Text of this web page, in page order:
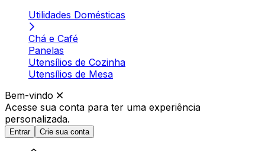
Utilidades Domésticas
Chá e Café
Panelas
Utensílios de Cozinha
Utensílios de Mesa
Bem-vindo
Acesse sua conta para ter uma experiência
personalizada.
Entrar Crie sua conta